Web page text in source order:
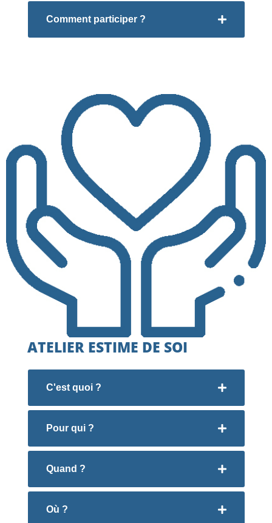
Comment participer ?
ATELIER ESTIME DE SOI
C'est quoi ?
Pour qui ?
Quand ?
Où ?